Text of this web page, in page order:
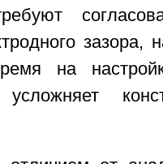
зазора,
на